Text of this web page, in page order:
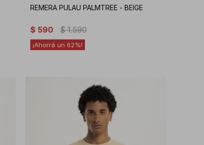
REMERA PULAU PALMTREE - BEIGE
$ 590 $ 1.590
62